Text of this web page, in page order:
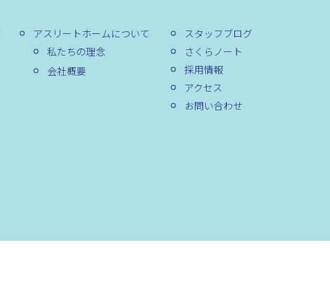
アスリートホームについて
私たちの理念
会社概要
スタッフブログ
さくらノート
採用情報
アクセス
お問い合わせ